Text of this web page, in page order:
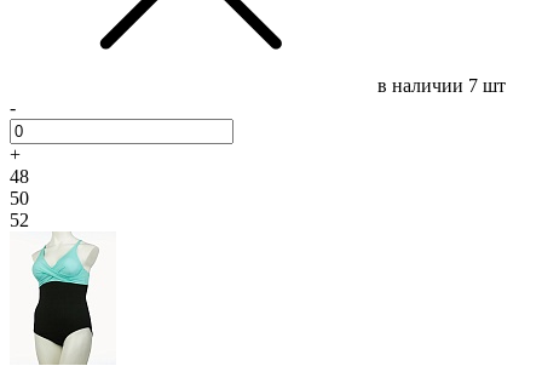
в наличии 7 шт
-
+
48
50
52